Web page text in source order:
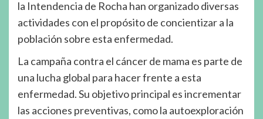
la Intendencia de Rocha han organizado diversas
actividades con el propósito de concientizar a la
población sobre esta enfermedad.
La campaña contra el cáncer de mama es parte de
una lucha global para hacer frente a esta
enfermedad. Su objetivo principal es incrementar
las acciones preventivas, como la autoexploración